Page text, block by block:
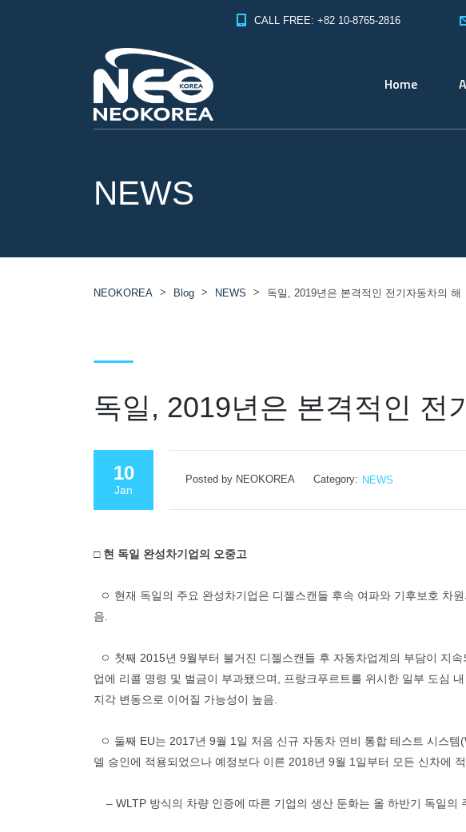
CALL FREE: +82 10-8765-2816
Home
NEWS
NEOKOREA > Blog > NEWS > 독일, 2019년은 본격적인 전기자동차의 해
독일, 2019년은 본격적인 전
10
Jan
Posted by NEOKOREA Category: NEWS
□ 현 독일 완성차기업의 오중고
ㅇ 현재 독일의 주요 완성차기업은 디젤스캔들 후속 여파와 기후보호 차
음.
ㅇ 첫째 2015년 9월부터 불거진 디젤스캔들 후 자동차업계의 부담이 지
업에 리콜 명령 및 벌금이 부과됐으며, 프랑크푸르트를 위시한 일부 도심
지각 변동으로 이어질 가능성이 높음.
ㅇ 둘째 EU는 2017년 9월 1일 처음 신규 자동차 연비 통합 테스트 시스
델 승인에 적용되었으나 예정보다 이른 2018년 9월 1일부터 모든 신차에 적
– WLTP 방식의 차량 인증에 따른 기업의 생산 둔화는 올 하반기 독일의